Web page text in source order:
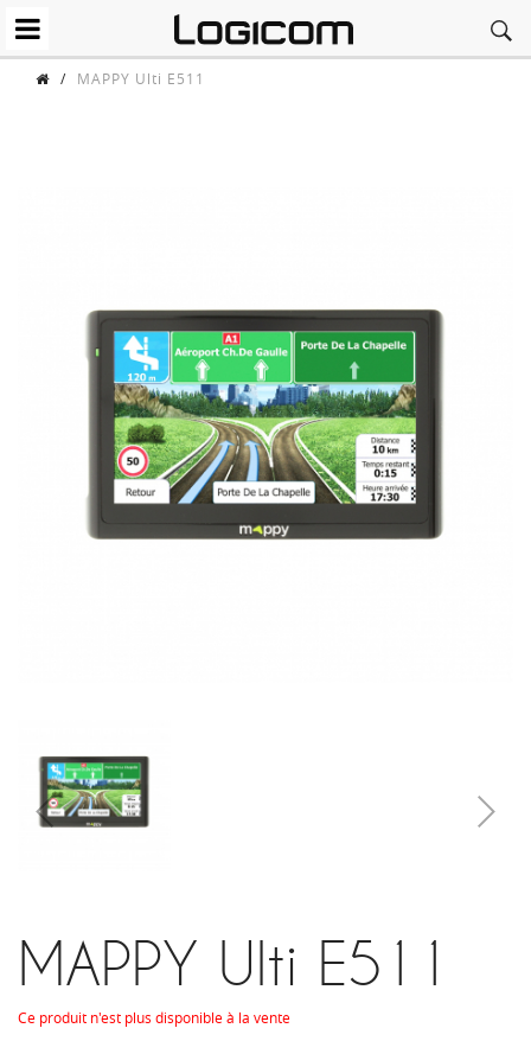
/ MAPPY Ulti E511
MAPPY Ulti E511
Ce produit n'est plus disponible à la vente